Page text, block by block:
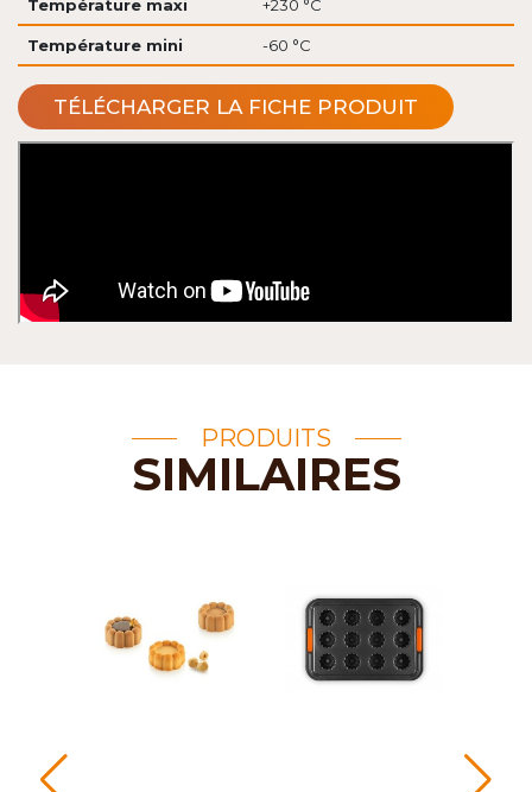
Température maxi +230 °C
Température mini -60 °C
TÉLÉCHARGER LA FICHE PRODUIT
PRODUITS
SIMILAIRES